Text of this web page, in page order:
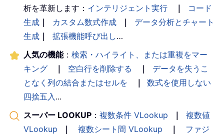
析を革新します： インテリジェント実行 ｜
コード
生成 ｜ カスタム数式作成 ｜
データ分析とチャート
生成 ｜ 拡張機能呼び出し…
人気の機能： 検索・ハイライト、または重複をマー
キング
｜ 空白行を削除する ｜
データを失うこ
となく列の結合またはセルを
｜
数式を使用しない
四捨五入...
スーパー LOOKUP ： 複数条件 VLookup ｜
複数値
VLookup
｜ 複数シート間 VLookup ｜
ファジ